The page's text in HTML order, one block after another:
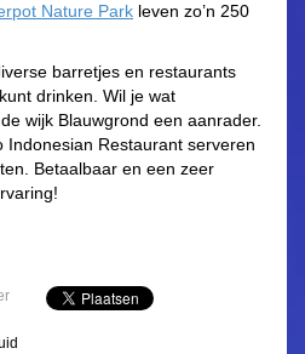
Nature Park leven zo’n 250
barretjes en restaurants
drinken. Wil je wat
wijk Blauwgrond een aanrader.
Indonesian Restaurant serveren
Betaalbaar en een zeer